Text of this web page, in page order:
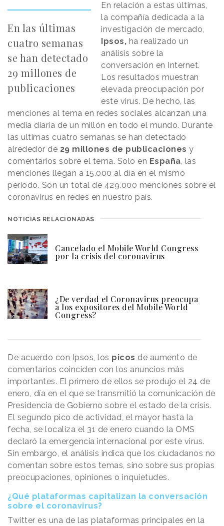
En las últimas
cuatro semanas
se han detectado
29 millones de
publicaciones
En relación a estas últimas,
la compañía dedicada a la
investigación de mercado,
Ipsos, ha realizado un
análisis sobre la
conversación en Internet.
Los resultados muestran
elevada preocupación por
este virus. De hecho, las
menciones al tema en redes sociales alcanzan una
media diaria de un millón en todo el mundo. Durante
las ultimas cuatro semanas se han detectado
alrededor de 29 millones de publicaciones y
comentarios sobre el tema. Solo en España, las
menciones llegan a 15.000 al día en el mismo
periodo. Son un total de 429.000 menciones sobre el
coronavirus en redes en nuestro país.
NOTICIAS RELACIONADAS
Cancelado el Mobile World Congress
por la crisis del coronavirus
¿De verdad el Coronavirus preocupa
a los expositores del Mobile World
Congress?
De acuerdo con Ipsos, los picos de aumento de
comentarios coinciden con los anuncios más
importantes. El primero de ellos se produjo el 24 de
enero, día en el que se transmitió la comunicación de
Presidencia de Gobierno sobre el estado de la crisis.
El segundo pico de actividad, el mayor hasta la
fecha, se localiza el 31 de enero cuando la OMS
declaró la emergencia internacional por este virus.
Sin embargo, el análisis indica que los ciudadanos no
comentan sobre estos temas, sino sobre sus propias
preocupaciones, opiniones o inquietudes.
¿Qué plataformas capitalizan la conversación
sobre el coronavirus?
Twitter es una de las plataformas principales en la